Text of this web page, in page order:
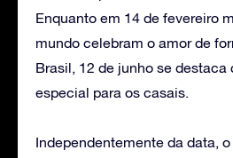
Enquanto em 14 de fevereiro
mundo celebram o amor de
Brasil, 12 de junho se
especial para os casais.
Independentemente da data,